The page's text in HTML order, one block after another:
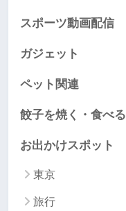
スポーツ動画配信
ガジェット
ペット関連
餃子を焼く・食べる
お出かけスポット
東京
旅行